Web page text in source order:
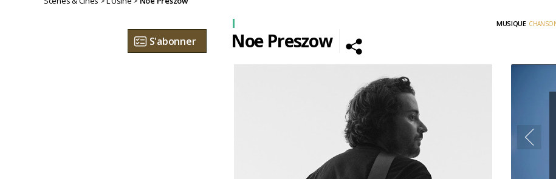
S'abonner Noe Preszow
MUSIQUE
Cliquez sur « J’accepte » pour activer
Youtube
Politique de cookies
J’ACCEPTE